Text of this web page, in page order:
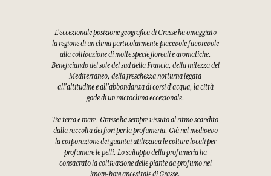
L'eccezionale posizione geografica di Grasse ha omaggiato
la regione di un clima particolarmente piacevole favorevole
alla coltivazione di molte specie floreali e aromatiche.
Beneficiando del sole del sud della Francia, della mitezza del
Mediterraneo, della freschezza notturna legata
all'altitudine e all'abbondanza di corsi d'acqua, la città
gode di un microclima eccezionale.
Tra terra e mare, Grasse ha sempre vissuto al ritmo scandito
dalla raccolta dei fiori per la profumeria. Già nel medioevo
la corporazione dei guantai utilizzava le colture locali per
profumare le pelli. Lo sviluppo della profumeria ha
consacrato la coltivazione delle piante da profumo nel